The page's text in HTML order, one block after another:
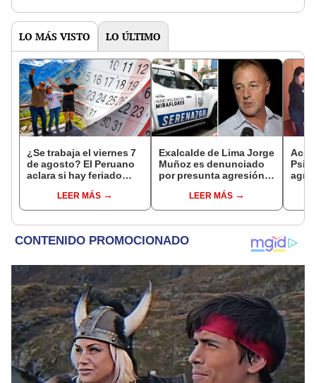
LO MÁS VISTO LO ÚLTIMO
¿Se trabaja el viernes 7
de agosto? El Peruano
aclara si hay feriado
del 6 de agosto
LEER MÁS
Exalcalde de Lima Jorge
Muñoz es denunciado
por presunta agresión
de Miraflores
LEER MÁS